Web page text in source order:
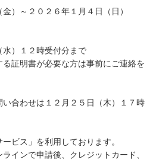
イフ
活動
）～２０２６年１月４日（日）
水）１２時受付分まで
証明書が必要な方は事前にご連絡を
合わせは１２月２５日（木）１７時
ビス」を利用しております。
インで申請後、クレジットカード、